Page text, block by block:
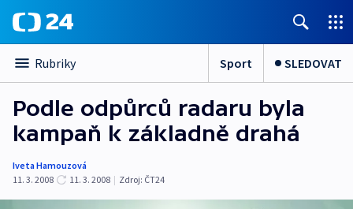
Rubriky Sport SLEDOVAT
Podle odpůrců radaru byla
kampaň k základně drahá
Iveta Hamouzová
11. 3. 2008
11. 3. 2008 | Zdroj: ČT24